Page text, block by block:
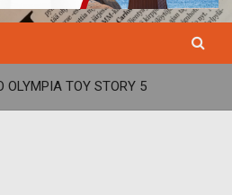
OLYMPIA TOY STORY 5